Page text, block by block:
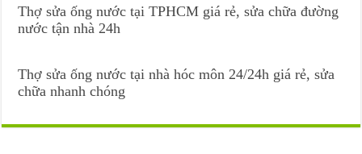
Thợ sửa ống nước tại TPHCM giá rẻ, sửa chữa đường
nước tận nhà 24h
Thợ sửa ống nước tại nhà hóc môn 24/24h giá rẻ, sửa
chữa nhanh chóng